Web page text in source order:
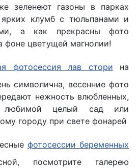
зеленеют газоны в парках
клумб с тюльпанами и
а как прекрасны фото
фоне цветущей магнолии!
фотосессия лав стори на
символична, весенние фото
нежность влюбленных,
любимой целый сад или
городу при свете фонарей
фотосессии беременных
посмотрите галерею